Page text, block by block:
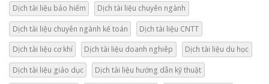
Dịch tài liệu bảo hiểm Dịch tài liệu chuyên ngành
Dịch tài liệu chuyên ngành kế toán Dịch tài liệu CNTT
Dịch tài liệu cơ khí Dịch tài liệu doanh nghiêp Dịch tài liệu du học
Dịch tài liệu giáo dục Dịch tài liệu hướng dẫn kỹ thuật